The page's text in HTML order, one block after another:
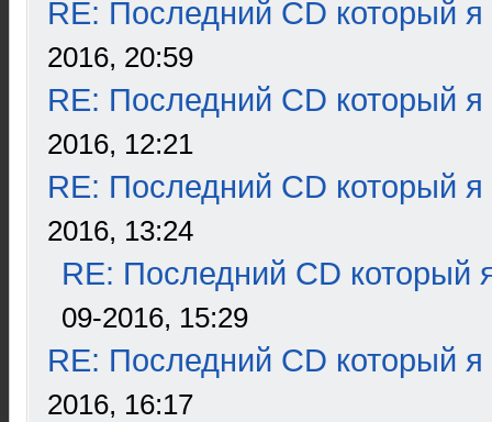
RE: Последний CD который я
2016, 20:59
RE: Последний CD который я
2016, 12:21
RE: Последний CD который я
2016, 13:24
RE: Последний CD который
09-2016, 15:29
RE: Последний CD который я
2016, 16:17